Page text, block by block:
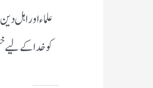
علماء اور اہل
کو خدا کے لیے